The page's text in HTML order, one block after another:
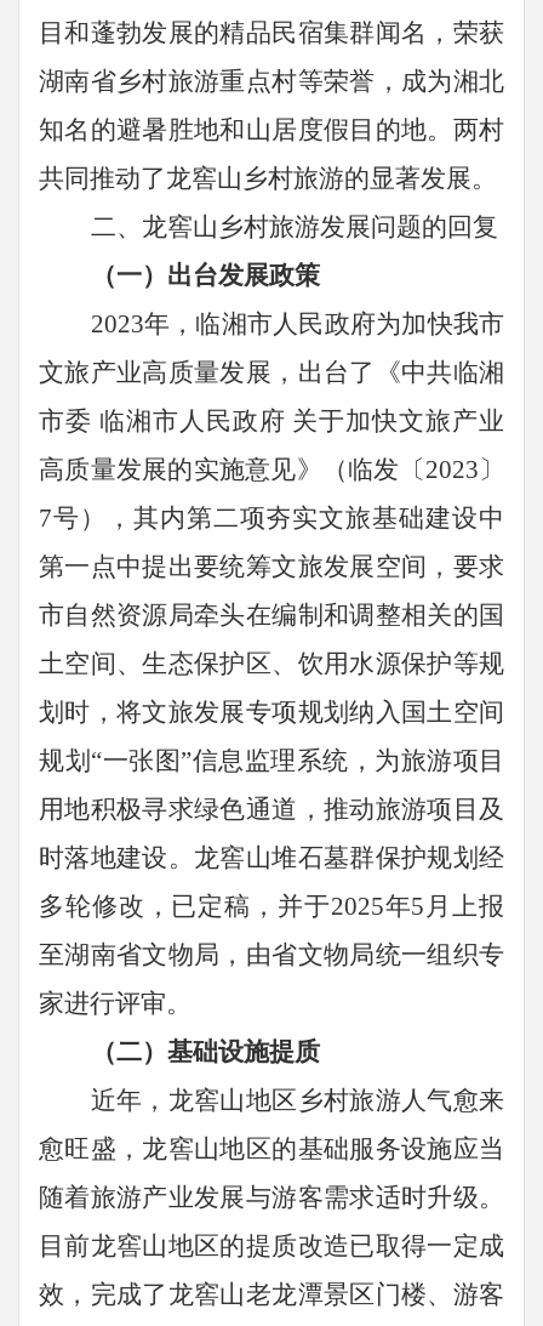
目和蓬勃发展的精品民宿集群闻名，荣获
湖南省乡村旅游重点村等荣誉，成为湘北
知名的避暑胜地和山居度假目的地。两村
共同推动了龙窖山乡村旅游的显著发展。
二、龙窖山乡村旅游发展问题的回复
（一）出台发展政策
2023年，临湘市人民政府为加快我市
文旅产业高质量发展，出台了《中共临湘
市委 临湘市人民政府 关于加快文旅产业
高质量发展的实施意见》（临发〔2023〕
7号），其内第二项夯实文旅基础建设中
第一点中提出要统筹文旅发展空间，要求
市自然资源局牵头在编制和调整相关的国
土空间、生态保护区、饮用水源保护等规
划时，将文旅发展专项规划纳入国土空间
规划“一张图”信息监理系统，为旅游项目
用地积极寻求绿色通道，推动旅游项目及
时落地建设。龙窖山堆石墓群保护规划经
多轮修改，已定稿，并于2025年5月上报
至湖南省文物局，由省文物局统一组织专
家进行评审。
（二）基础设施提质
近年，龙窖山地区乡村旅游人气愈来
愈旺盛，龙窖山地区的基础服务设施应当
随着旅游产业发展与游客需求适时升级。
目前龙窖山地区的提质改造已取得一定成
效，完成了龙窖山老龙潭景区门楼、游客